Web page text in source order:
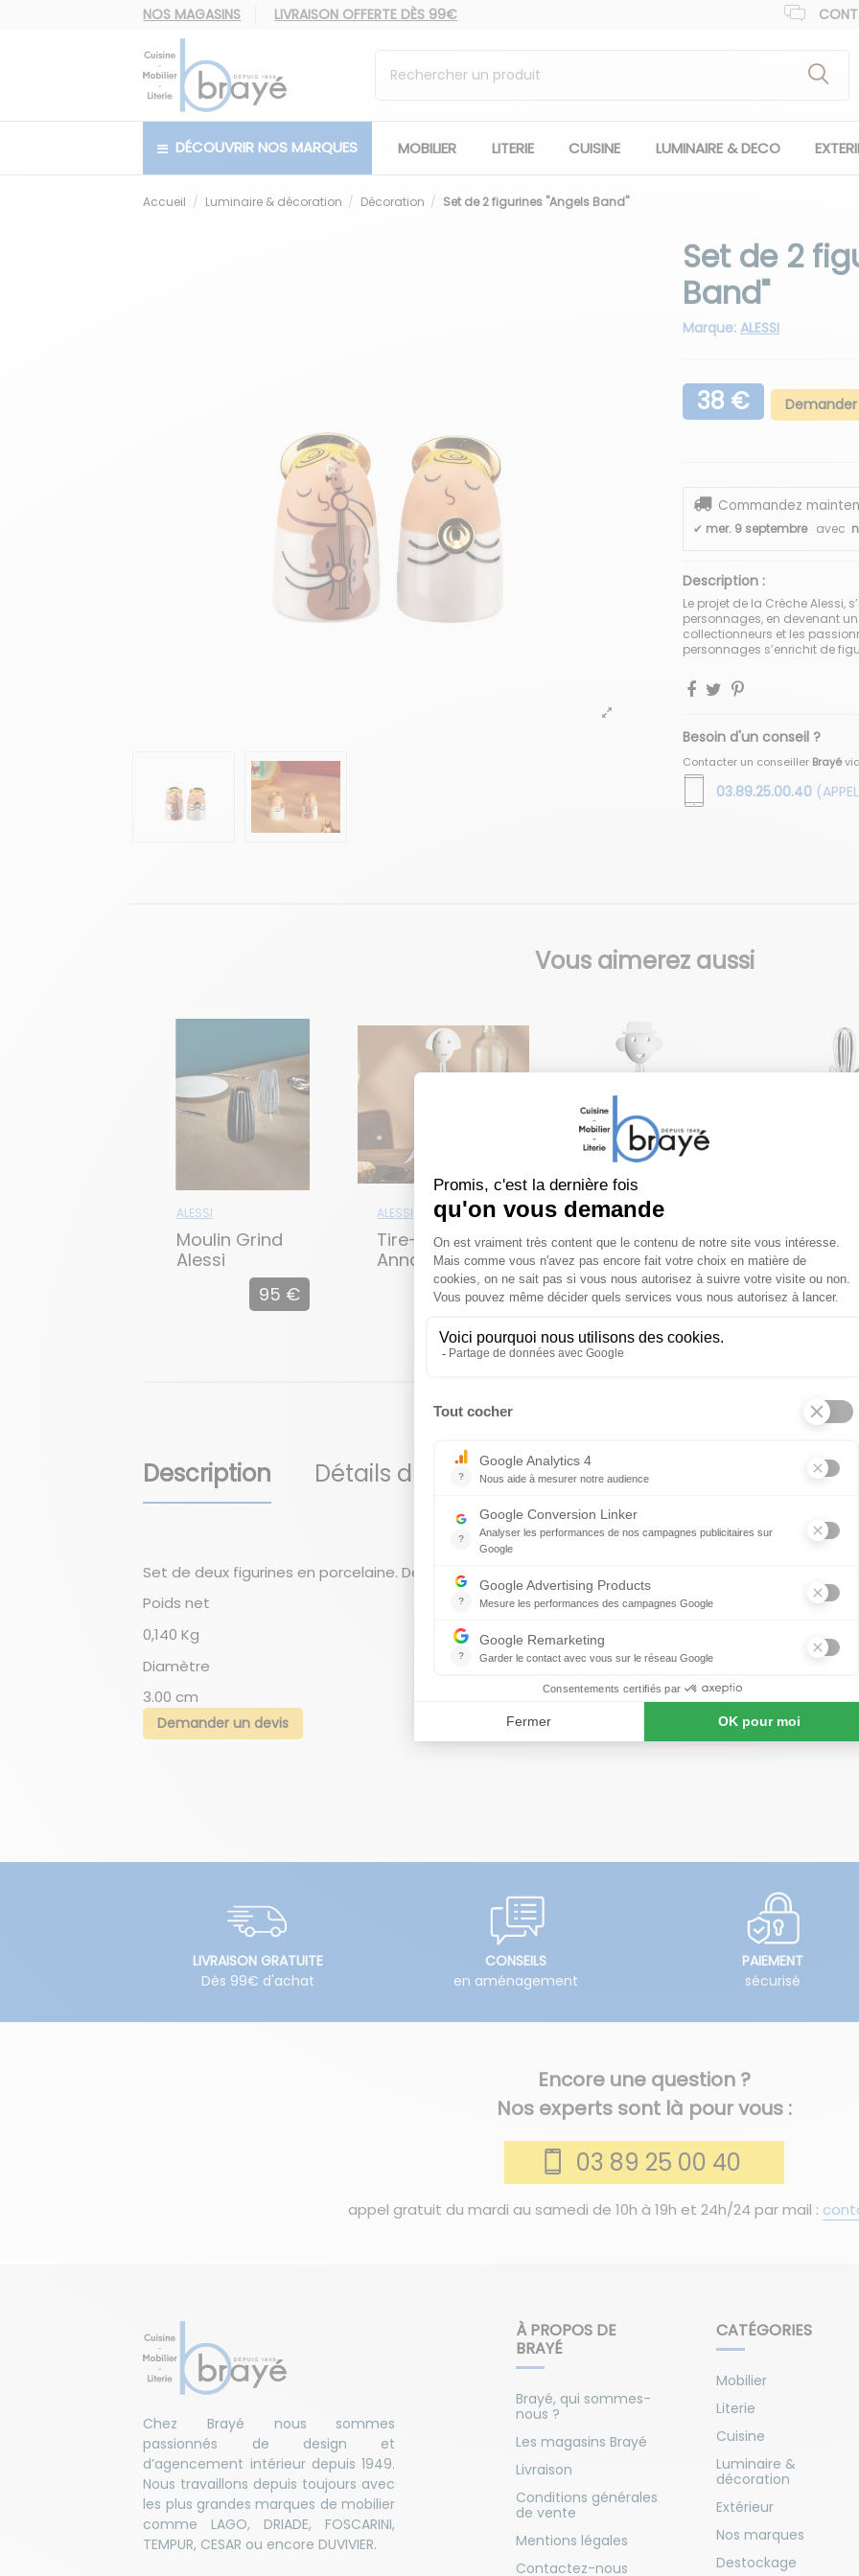
NOS MAGASINS LIVRAISON OFFERTE DÈS 99€
DÉCOUVRIR NOS MARQUES MOBILIER LITERIE CUISINE LUMINAIRE & DECO
Accueil Luminaire & décoration Décoration Set de 2 figurines "Angels Band"
Set de 2
Band"
Marque: ALESSI
38 €
Commandez
✔ mer. 9 septembre avec
Description :
Le projet de la Crèche Alessi,
personnages, en devenant
collectionneurs et les
personnages s’enrichit de
Besoin d'un conseil ?
Contacter un conseiller Brayé
03.89.25.00.40
Vous aimerez aussi
ALESSI
Moulin Grind
Alessi
95 €
ALESSI
Tire-bouchon
Anna
55 €
ALESSI
Tire-bouchon
Alessandro
49 €
Presse-
Salif
Set de 2 figurines "Angels Band"
Description Détails du produit À propos de ALESSI
Set de deux figurines en porcelaine. Decorées à la main
Poids net
0,140 Kg
Diamètre
3.00 cm
Demander un devis
Encore une question ?
Nos experts sont là pour vous :
03 89 25 00 40
appel gratuit du mardi au samedi de 10h à 19h et 24h/24 par mail :
LIVRAISON GRATUITE
Dès 99€ d'achat
CONSEILS
en aménagement
PAIEMENT
sécurisé
À PROPOS DE
BRAYÉ
Brayé, qui sommes-
nous ?
Les magasins Brayé
Livraison
Conditions générales
de vente
Mentions légales
Contactez-nous
CATÉGORIES
Mobilier
Literie
Cuisine
Luminaire &
décoration
Extérieur
Nos marques
Destockage
Chez Brayé nous sommes
passionnés de design et
d’agencement intérieur depuis 1949.
Nous travaillons depuis toujours avec
les plus grandes marques de mobilier
comme LAGO, DRIADE, FOSCARINI,
TEMPUR, CESAR ou encore DUVIVIER.